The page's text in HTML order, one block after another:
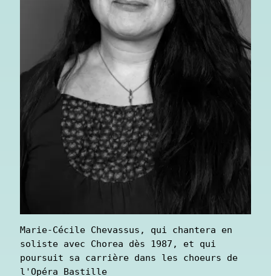
Marie-Cécile Chevassus, qui chantera en
soliste avec Chorea dès 1987, et qui
poursuit sa carrière dans les choeurs de
l'Opéra Bastille